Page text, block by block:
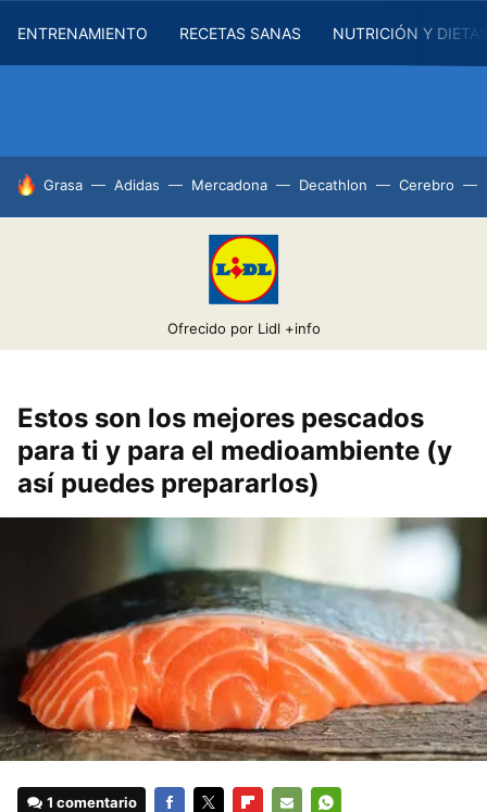
ENTRENAMIENTO RECETAS SANAS NUTRICIÓN Y
HOY SE HABLA DE
Grasa Adidas Mercadona Decathlon Cerebro
Ofrecido por Lidl +info
Estos son los mejores pescados
para ti y para el medioambiente (y
así puedes prepararlos)
1 comentario